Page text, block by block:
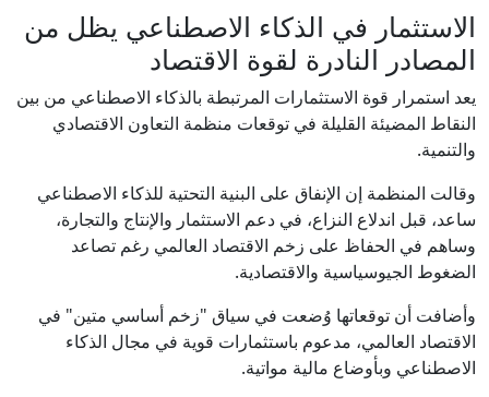
الاستثمار في الذكاء الاصطناعي يظل من
المصادر النادرة لقوة الاقتصاد
يعد استمرار قوة الاستثمارات المرتبطة بالذكاء الاصطناعي من بين
النقاط المضيئة القليلة في توقعات منظمة التعاون الاقتصادي
والتنمية.
وقالت المنظمة إن الإنفاق على البنية التحتية للذكاء الاصطناعي
ساعد، قبل اندلاع النزاع، في دعم الاستثمار والإنتاج والتجارة،
وساهم في الحفاظ على زخم الاقتصاد العالمي رغم تصاعد
الضغوط الجيوسياسية والاقتصادية.
وأضافت أن توقعاتها وُضعت في سياق "زخم أساسي متين" في
الاقتصاد العالمي، مدعوم باستثمارات قوية في مجال الذكاء
الاصطناعي وبأوضاع مالية مواتية.